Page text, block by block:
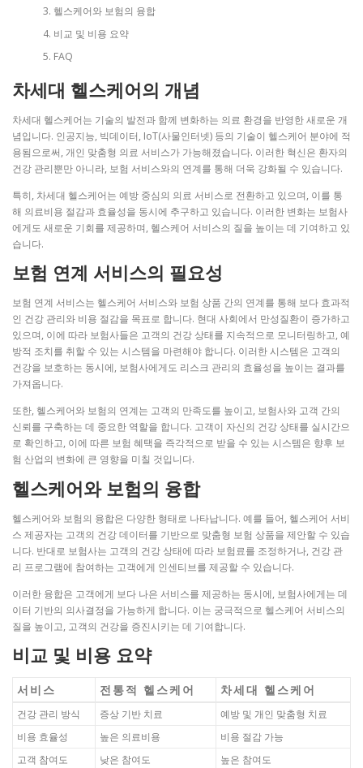
헬스케어와 보험의 융합
비교 및 비용 요약
FAQ
차세대 헬스케어의 개념
차세대 헬스케어는 기술의 발전과 함께 변화하는 의료 환경을 반영한 새로운 개
념입니다. 인공지능, 빅데이터, IoT(사물인터넷) 등의 기술이 헬스케어 분야에 적
용됨으로써, 개인 맞춤형 의료 서비스가 가능해졌습니다. 이러한 혁신은 환자의
건강 관리뿐만 아니라, 보험 서비스와의 연계를 통해 더욱 강화될 수 있습니다.
특히, 차세대 헬스케어는 예방 중심의 의료 서비스로 전환하고 있으며, 이를 통
해 의료비용 절감과 효율성을 동시에 추구하고 있습니다. 이러한 변화는 보험사
에게도 새로운 기회를 제공하며, 헬스케어 서비스의 질을 높이는 데 기여하고 있
습니다.
보험 연계 서비스의 필요성
보험 연계 서비스는 헬스케어 서비스와 보험 상품 간의 연계를 통해 보다 효과적
인 건강 관리와 비용 절감을 목표로 합니다. 현대 사회에서 만성질환이 증가하고
있으며, 이에 따라 보험사들은 고객의 건강 상태를 지속적으로 모니터링하고, 예
방적 조치를 취할 수 있는 시스템을 마련해야 합니다. 이러한 시스템은 고객의
건강을 보호하는 동시에, 보험사에게도 리스크 관리의 효율성을 높이는 결과를
가져옵니다.
또한, 헬스케어와 보험의 연계는 고객의 만족도를 높이고, 보험사와 고객 간의
신뢰를 구축하는 데 중요한 역할을 합니다. 고객이 자신의 건강 상태를 실시간으
로 확인하고, 이에 따른 보험 혜택을 즉각적으로 받을 수 있는 시스템은 향후 보
험 산업의 변화에 큰 영향을 미칠 것입니다.
헬스케어와 보험의 융합
헬스케어와 보험의 융합은 다양한 형태로 나타납니다. 예를 들어, 헬스케어 서비
스 제공자는 고객의 건강 데이터를 기반으로 맞춤형 보험 상품을 제안할 수 있습
니다. 반대로 보험사는 고객의 건강 상태에 따라 보험료를 조정하거나, 건강 관
리 프로그램에 참여하는 고객에게 인센티브를 제공할 수 있습니다.
이러한 융합은 고객에게 보다 나은 서비스를 제공하는 동시에, 보험사에게는 데
이터 기반의 의사결정을 가능하게 합니다. 이는 궁극적으로 헬스케어 서비스의
질을 높이고, 고객의 건강을 증진시키는 데 기여합니다.
비교 및 비용 요약
서비스 전통적 헬스케어 차세대 헬스케어
건강 관리 방식 증상 기반 치료
예방 및 개인 맞춤형 치료
비용 효율성
높은 의료비용
비용 절감 가능
고객 참여도
낮은 참여도 높은 참여도